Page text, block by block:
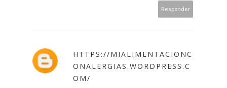
Responder
HTTPS://MIALIMENTACIONC
ONALERGIAS.WORDPRESS.C
OM/